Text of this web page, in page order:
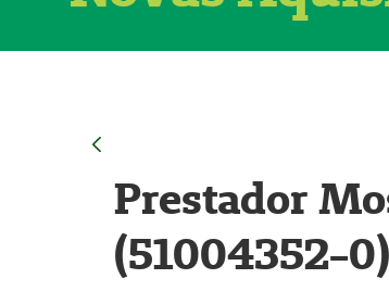
Prestador
(51004352-0)